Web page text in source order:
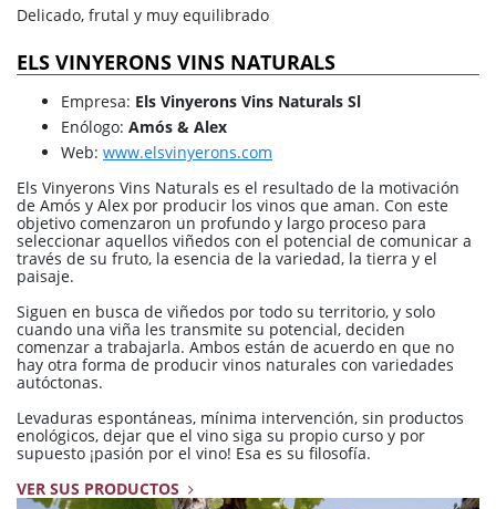
Delicado, frutal y muy equilibrado
ELS VINYERONS VINS NATURALS
Empresa: Els Vinyerons Vins Naturals Sl
Enólogo: Amós & Alex
Web: www.elsvinyerons.com
Els Vinyerons Vins Naturals es el resultado de la motivación
de Amós y Alex por producir los vinos que aman. Con este
objetivo comenzaron un profundo y largo proceso para
seleccionar aquellos viñedos con el potencial de comunicar a
través de su fruto, la esencia de la variedad, la tierra y el
paisaje.
Siguen en busca de viñedos por todo su territorio, y solo
cuando una viña les transmite su potencial, deciden
comenzar a trabajarla. Ambos están de acuerdo en que no
hay otra forma de producir vinos naturales con variedades
autóctonas.
Levaduras espontáneas, mínima intervención, sin productos
enológicos, dejar que el vino siga su propio curso y por
supuesto ¡pasión por el vino! Esa es su filosofía.
VER SUS PRODUCTOS